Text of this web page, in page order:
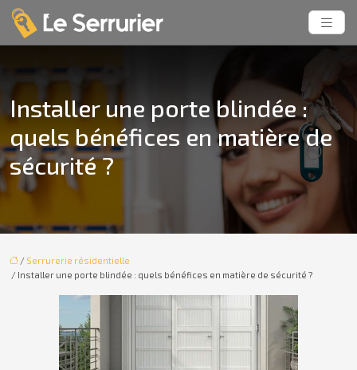
Installer une porte blindée :
quels bénéfices en matière de
sécurité ?
/ Serrurerie résidentielle
/ Installer une porte blindée : quels bénéfices en matière de sécurité ?